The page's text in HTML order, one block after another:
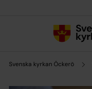
Svenska kyrkan Öckerö